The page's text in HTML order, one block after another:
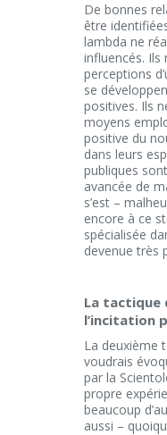
De bonnes
être
lambda ne
influencés. Ils
perceptions
se
positives. Ils
moyens
positive du
dans leurs
publiques
avancée de
s’est –
encore à ce
spécialisée
devenue très
La tactique
l’incitation
La deuxième
voudrais
par la
propre
beaucoup
aussi –